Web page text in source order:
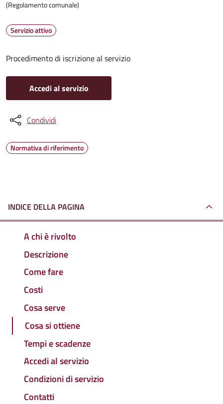
(Regolamento comunale)
Servizio attivo
Procedimento di iscrizione al servizio
Accedi al servizio
Condividi
Normativa di riferimento
INDICE DELLA PAGINA
A chi è rivolto
Descrizione
Come fare
Costi
Cosa serve
Cosa si ottiene
Tempi e scadenze
Accedi al servizio
Condizioni di servizio
Contatti